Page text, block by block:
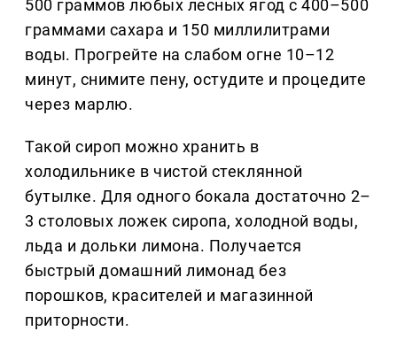
500 граммов любых лесных ягод с 400–500
граммами сахара и 150 миллилитрами
воды. Прогрейте на слабом огне 10–12
минут, снимите пену, остудите и процедите
через марлю.
Такой сироп можно хранить в
холодильнике в чистой стеклянной
бутылке. Для одного бокала достаточно 2–
3 столовых ложек сиропа, холодной воды,
льда и дольки лимона. Получается
быстрый домашний лимонад без
порошков, красителей и магазинной
приторности.